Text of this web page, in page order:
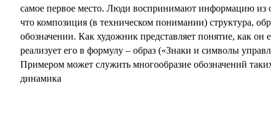
самое первое место. Люди воспринимают информацию из
что композиция (в техническом понимании) структура,
обозначении. Как художник представляет понятие, как он
реализует его в формулу – образ («Знаки и символы
Примером может служить многообразие обозначений
динамика